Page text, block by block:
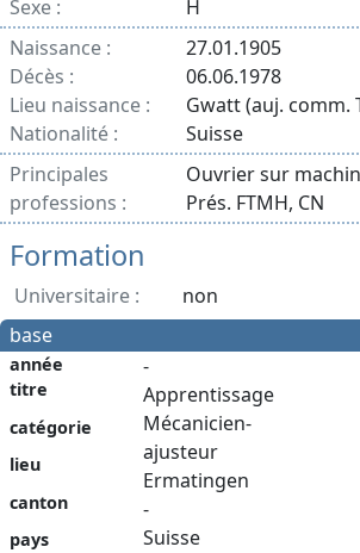
Sexe :
H
Naissance :
27.01.1905
Décès :
06.06.1978
Lieu naissance :
Gwatt (auj. comm.
Nationalité :
Suisse
Principales
professions :
Ouvrier sur
Prés. FTMH, CN
Formation
Universitaire :
non
base
année
titre
catégorie
lieu
canton
pays
-
Apprentissage
Mécanicien-
ajusteur
Ermatingen
-
Suisse